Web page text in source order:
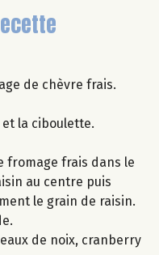
de chèvre frais.
la ciboulette.
fromage frais dans le
au centre puis
le grain de raisin.
de noix, cranberry